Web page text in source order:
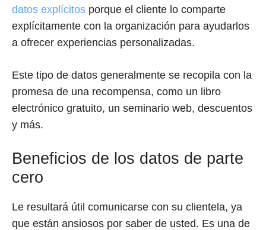
datos explícitos porque el cliente lo comparte
explícitamente con la organización para ayudarlos
a ofrecer experiencias personalizadas.
Este tipo de datos generalmente se recopila con la
promesa de una recompensa, como un libro
electrónico gratuito, un seminario web, descuentos
y más.
Beneficios de los datos de parte
cero
Le resultará útil comunicarse con su clientela, ya
que están ansiosos por saber de usted. Es una de